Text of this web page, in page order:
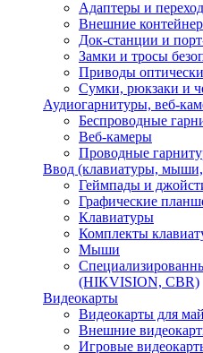
Адаптеры и
Внешние
Док-станции и
Замки и тросы
Приводы
Сумки, рюкзаки и
Аудиогарнитуры, веб-
Беспроводные
Веб-камеры
Проводные
Ввод (клавиатуры,
Геймпады и
Графические
Клавиатуры
Комплекты
Мыши
(HIKVISION, CBR)
Видеокарты
Видеокарты для
Внешние
Игровые